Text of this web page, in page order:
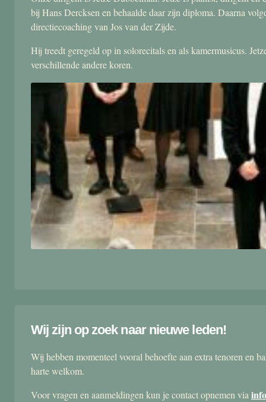
bij Hans Dercksen en behaalde daar zijn diploma. Daarna
directiecoaching van Jos van der Zijde.
Hij treedt geregeld op in solorecitals en als kamermusicus.
verschillende andere koren.
Wij zijn op zoek naar nieuwe leden!
Wij hebben momenteel vooral behoefte aan extra tenoren en
harte welkom.
Voor vragen en aanmeldingen kun je contact opnemen via